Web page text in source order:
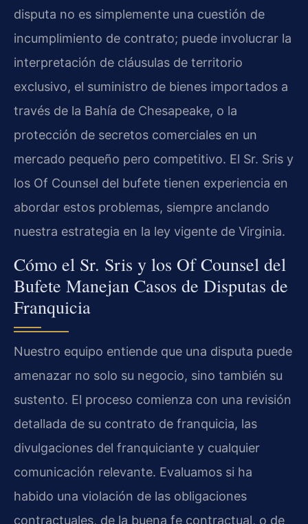
disputa no es simplemente una cuestión de
incumplimiento de contrato; puede involucrar la
interpretación de cláusulas de territorio
exclusivo, el suministro de bienes importados a
través de la Bahía de Chesapeake, o la
protección de secretos comerciales en un
mercado pequeño pero competitivo. El Sr. Sris y
los Of Counsel del bufete tienen experiencia en
abordar estos problemas, siempre anclando
nuestra estrategia en la ley vigente de Virginia.
Cómo el Sr. Sris y los Of Counsel del
Bufete Manejan Casos de Disputas de
Franquicia
Nuestro equipo entiende que una disputa puede
amenazar no solo su negocio, sino también su
sustento. El proceso comienza con una revisión
detallada de su contrato de franquicia, las
divulgaciones del franquiciante y cualquier
comunicación relevante. Evaluamos si ha
habido una violación de las obligaciones
contractuales, de la buena fe contractual, o de